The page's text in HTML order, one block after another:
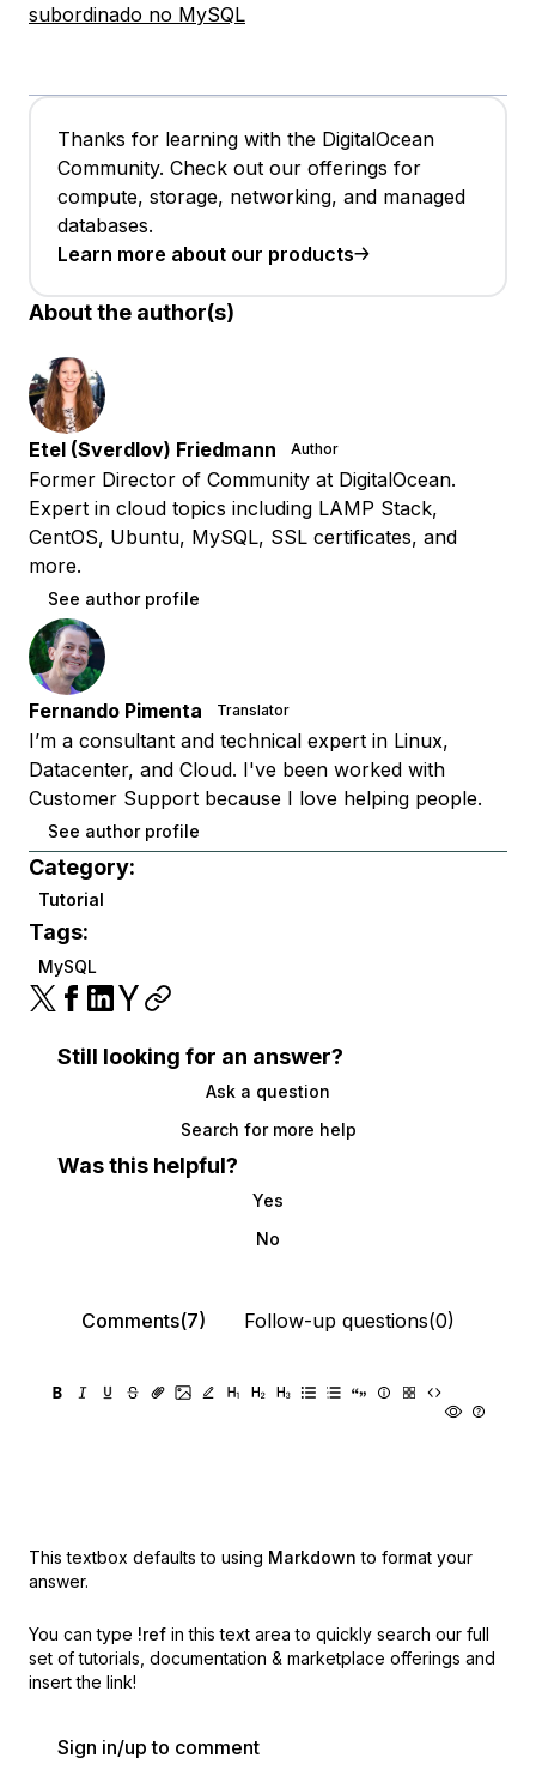
subordinado no MySQL
Thanks for learning with the DigitalOcean
Community. Check out our offerings for
compute, storage, networking, and managed
databases.
Learn more about our products
About the author(s)
Etel (Sverdlov) Friedmann Author
Former Director of Community at DigitalOcean.
Expert in cloud topics including LAMP Stack,
CentOS, Ubuntu, MySQL, SSL certificates, and
more.
See author profile
Fernando Pimenta Translator
I’m a consultant and technical expert in Linux,
Datacenter, and Cloud. I've been worked with
Customer Support because I love helping people.
See author profile
Category:
Tutorial
Tags:
MySQL
Still looking for an answer?
Ask a question
Search for more help
Was this helpful?
Yes
No
Comments(7) Follow-up questions(0)
This textbox defaults to using Markdown to format your
answer.
You can type !ref in this text area to quickly search our full
set of tutorials, documentation & marketplace offerings and
insert the link!
Sign in/up to comment